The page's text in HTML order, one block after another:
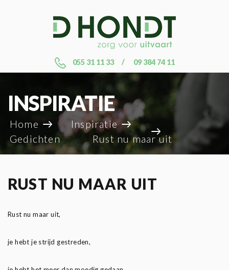
055 31 11 33 09 384 74 11
INSPIRATIE
Home
Inspiratie
Gedichten
Rust nu maar uit
RUST NU MAAR UIT
Rust nu maar uit,
je hebt je strijd gestreden,